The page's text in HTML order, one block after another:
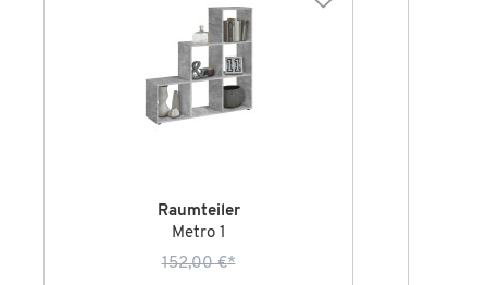
Raumteiler
Metro 1
152,00 €*